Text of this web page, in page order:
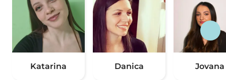
Katarina Danica Jovana